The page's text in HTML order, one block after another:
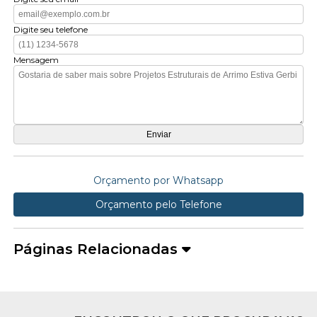
Digite seu telefone
Mensagem
Orçamento por Whatsapp
Orçamento pelo Telefone
Páginas Relacionadas